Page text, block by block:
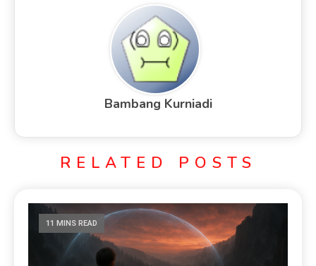
Bambang Kurniadi
RELATED POSTS
11 MINS READ